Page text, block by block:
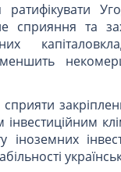
ратифікувати
сприяння та
сприяти
іноземних